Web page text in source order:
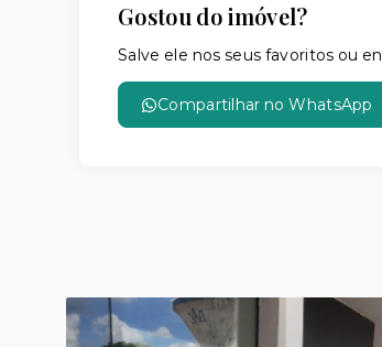
Gostou do imóvel?
Salve ele nos seus favoritos ou
Compartilhar no WhatsApp